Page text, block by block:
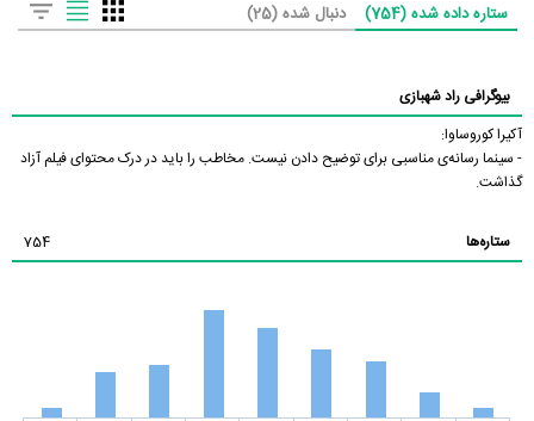
ستاره داده شده (754) دنبال شده (25)
بیوگرافی راد شهبازی
آکیرا کوروساوا:
- سینما رسانه‌ی مناسبی برای توضیح دادن نیست. مخاطب را باید در درک محتوای فیلم آزاد
گذاشت.
ستاره‌ها 754